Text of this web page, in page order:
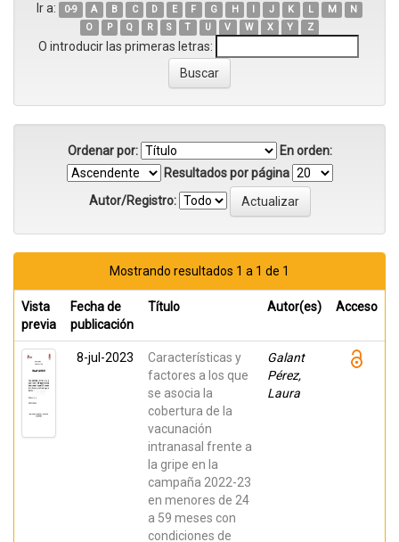
Ir a: 0-9 A B C D E F G H I J K L M
N
O
P Q R S T U V W X Y Z
O introducir las primeras letras:
Ordenar por:
En orden:
Resultados por página
Autor/Registro:
Mostrando resultados 1 a 1 de 1
Vista
previa
Fecha de
publicación
Título Autor(es) Acceso
8-jul-2023
Características y
factores a los que
se asocia la
cobertura de la
vacunación
intranasal frente a
la gripe en la
campaña 2022-23
en menores de 24
a 59 meses con
condiciones de
Galant
Pérez,
Laura